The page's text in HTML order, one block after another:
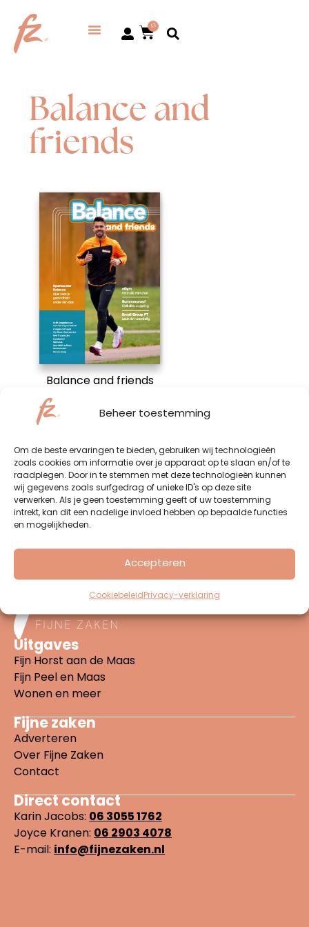
Beheer toestemming
Om de beste ervaringen te bieden, gebruiken wij technologieën
zoals cookies om informatie over je apparaat op te slaan en/of te
raadplegen. Door in te stemmen met deze technologieën kunnen
wij gegevens zoals surfgedrag of unieke ID's op deze site
verwerken. Als je geen toestemming geeft of uw toestemming
intrekt, kan dit een nadelige invloed hebben op bepaalde functies
en mogelijkheden.
Accepteren
Cookiebeleid Privacy-verklaring
0
Balance and
friends
Balance and friends
Uitgaves
Fijn Horst aan de Maas
Fijn Peel en Maas
Wonen en meer
Fijne zaken
Adverteren
Over Fijne Zaken
Contact
Direct contact
Karin Jacobs: 06 3055 1762
Joyce Kranen: 06 2903 4078
E-mail: info@fijnezaken.nl